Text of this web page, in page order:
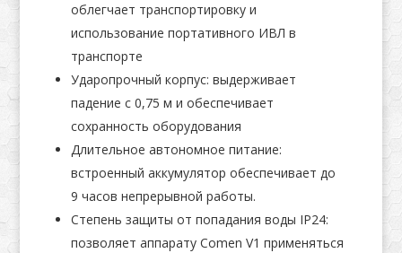
облегчает транспортировку и
использование портативного ИВЛ в
транспорте
Ударопрочный корпус: выдерживает
падение с 0,75 м и обеспечивает
сохранность оборудования
Длительное автономное питание:
встроенный аккумулятор обеспечивает до
9 часов непрерывной работы.
Степень защиты от попадания воды IP24:
позволяет аппарату Comen V1 применяться